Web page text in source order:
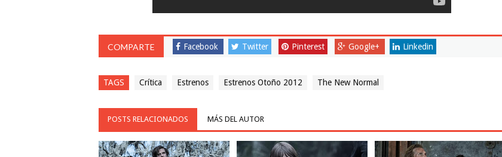
COMPARTE Facebook Twitter Pinterest Google+ Linkedin
TAGS Crítica Estrenos Estrenos Otoño 2012 The New Normal
POSTS RELACIONADOS MÁS DEL AUTOR